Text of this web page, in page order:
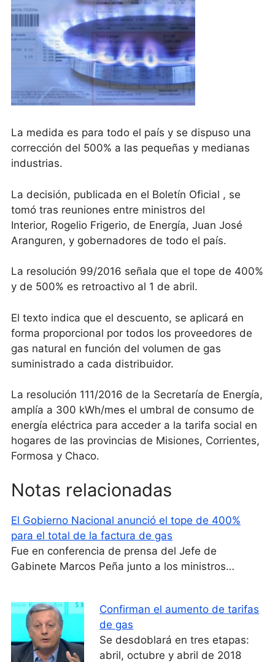
La medida es para todo el país y se dispuso una
corrección del 500% a las pequeñas y medianas
industrias.
La decisión, publicada en el Boletín Oficial , se
tomó tras reuniones entre ministros del
Interior, Rogelio Frigerio, de Energía, Juan José
Aranguren, y gobernadores de todo el país.
La resolución 99/2016 señala que el tope de 400%
y de 500% es retroactivo al 1 de abril.
El texto indica que el descuento, se aplicará en
forma proporcional por todos los proveedores de
gas natural en función del volumen de gas
suministrado a cada distribuidor.
La resolución 111/2016 de la Secretaría de Energía,
amplía a 300 kWh/mes el umbral de consumo de
energía eléctrica para acceder a la tarifa social en
hogares de las provincias de Misiones, Corrientes,
Formosa y Chaco.
Notas relacionadas
El Gobierno Nacional anunció el tope de 400%
para el total de la factura de gas
Fue en conferencia de prensa del Jefe de
Gabinete Marcos Peña junto a los ministros…
Confirman el aumento de tarifas
de gas
Se desdoblará en tres etapas:
abril, octubre y abril de 2018